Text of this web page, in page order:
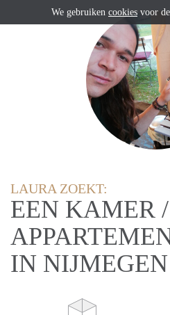
LAURA ZOEKT:
EEN KAMER /
IN NIJMEGEN
We gebruiken cookies voor